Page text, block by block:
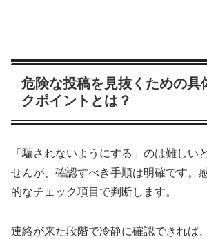
危険な投稿を見抜くための具
クポイントとは？
「騙されないようにする」のは難しい
せんが、確認すべき手順は明確です。
的なチェック項目で判断します。
連絡が来た段階で冷静に確認できれば